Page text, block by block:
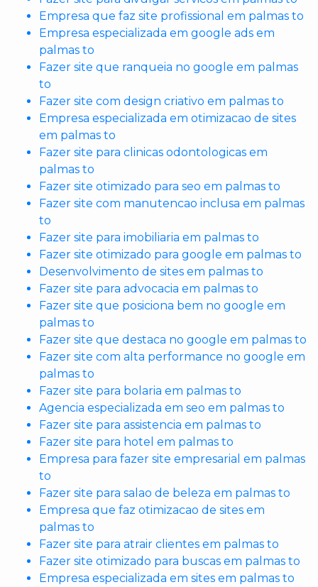
Empresa que faz site profissional em palmas to
Empresa especializada em google ads em
palmas to
Fazer site que ranqueia no google em palmas
to
Fazer site com design criativo em palmas to
Empresa especializada em otimizacao de sites
em palmas to
Fazer site para clinicas odontologicas em
palmas to
Fazer site otimizado para seo em palmas to
Fazer site com manutencao inclusa em palmas
to
Fazer site para imobiliaria em palmas to
Fazer site otimizado para google em palmas to
Desenvolvimento de sites em palmas to
Fazer site para advocacia em palmas to
Fazer site que posiciona bem no google em
palmas to
Fazer site que destaca no google em palmas to
Fazer site com alta performance no google em
palmas to
Fazer site para bolaria em palmas to
Agencia especializada em seo em palmas to
Fazer site para assistencia em palmas to
Fazer site para hotel em palmas to
Empresa para fazer site empresarial em palmas
to
Fazer site para salao de beleza em palmas to
Empresa que faz otimizacao de sites em
palmas to
Fazer site para atrair clientes em palmas to
Fazer site otimizado para buscas em palmas to
Empresa especializada em sites em palmas to